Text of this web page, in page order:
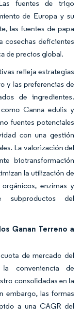
fuentes de trigo
de Europa y su
las fuentes de papa
cosechas deficientes
de precios global.
refleja estrategias
y las preferencias de
de ingredientes.
Canna edulis y
fuentes potenciales
con una gestión
La valorización del
biotransformación
la utilización de
enzimas y
del
Ganan Terreno a
de mercado del
conveniencia de
consolidadas en la
embargo, las formas
a una CAGR del